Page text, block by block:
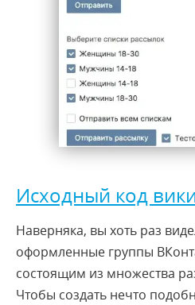
Исходный код
Наверняка, вы хоть раз
оформленные группы
состоящим из множества
Чтобы создать нечто